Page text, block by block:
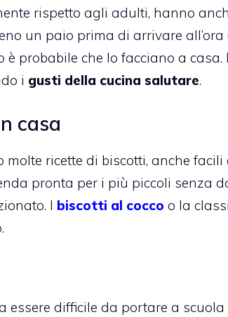
rispetto agli adulti, hanno
un paio prima di arrivare all’ora
probabile che lo facciano a casa.
i gusti della cucina salutare.
casa
ricette di biscotti, anche facili
pronta per i più piccoli senza
I biscotti al cocco o la
essere difficile da portare a scuola